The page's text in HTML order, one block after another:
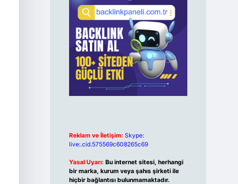
Reklam ve İletişim: Skype:
live:.cid.575569c608265c69
Yasal Uyarı: Bu internet sitesi, herhangi
bir marka, kurum veya şahıs şirketi ile
hiçbir bağlantısı bulunmamaktadır.